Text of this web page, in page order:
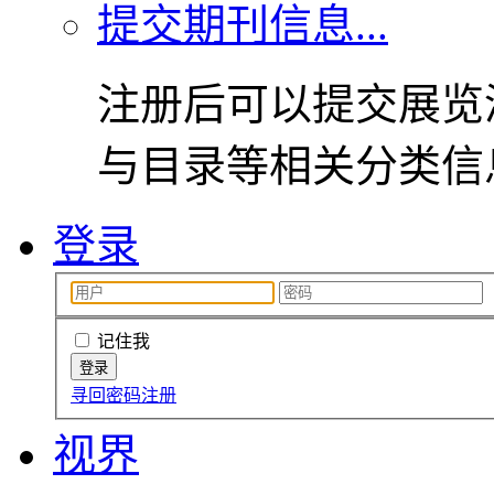
提交期刊信息...
注册后可以提交展
与目录等相关分类
登录
记住我
寻回密码注册
视界